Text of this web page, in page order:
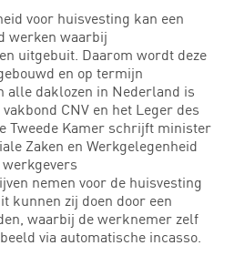
voor huisvesting kan een
werken waarbij
uitgebuit. Daarom wordt deze
en op termijn
alle daklozen in Nederland is
CNV en het Leger des
Tweede Kamer schrijft minister
Zaken en Werkgelegenheid
nemen voor de huisvesting
kunnen zij doen door een
waarbij de werknemer zelf
via automatische incasso.